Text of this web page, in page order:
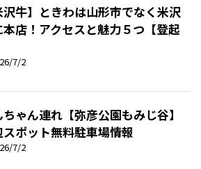
沢牛】ときわは山形市でなく米沢
店！アクセスと魅力５つ【登起
7/2
ゃん連れ【弥彦公園もみじ谷】
スポット無料駐車場情報
7/2